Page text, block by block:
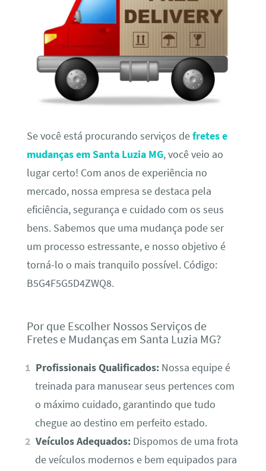
Se você está procurando serviços defretes e
mudanças em Santa Luzia MG, você veio ao
lugar certo! Com anos de experiência no
mercado, nossa empresa se destaca pela
eficiência, segurança e cuidado com os seus
bens. Sabemos que uma mudança pode ser
um processo estressante, e nosso objetivo é
torná-lo o mais tranquilo possível. Código:
B5G4F5G5D4ZWQ8.
Por que Escolher Nossos Serviços de
Fretes e Mudanças em Santa Luzia MG?
Profissionais Qualificados: Nossa equipe é
treinada para manusear seus pertences com
o máximo cuidado, garantindo que tudo
chegue ao destino em perfeito estado.
Veículos Adequados: Dispomos de uma frota
de veículos modernos e bem equipados para